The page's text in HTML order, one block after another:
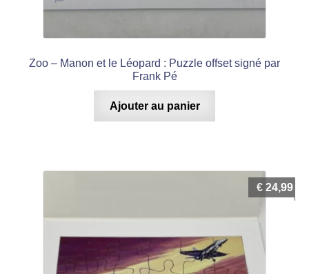
Zoo – Manon et le Léopard : Puzzle offset signé par
Frank Pé
Ajouter au panier
€ 24,99